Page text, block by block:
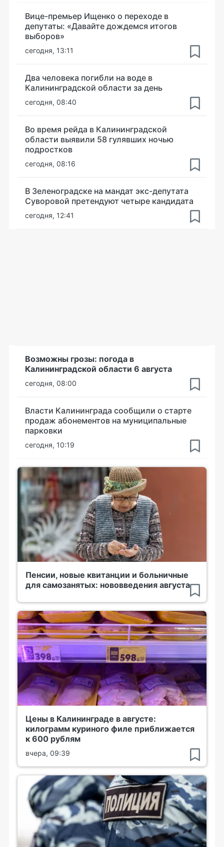
Вице-премьер Ищенко о переходе в
депутаты: «Давайте дождемся итогов
выборов»
сегодня, 13:11
Два человека погибли на воде в
Калининградской области за день
сегодня, 08:40
Во время рейда в Калининградской
области выявили 58 гулявших ночью
подростков
сегодня, 08:16
В Зеленоградске на мандат экс-депутата
Суворовой претендуют четыре кандидата
сегодня, 12:41
Возможны грозы: погода в
Калининградской области 6 августа
сегодня, 08:00
Власти Калининграда сообщили о старте
продаж абонементов на муниципальные
парковки
сегодня, 10:19
Пенсии, новые квитанции и больничные
для самозанятых: нововведения августа
Цены в Калининграде в августе:
килограмм куриного филе приближается
к 600 рублям
вчера, 09:39